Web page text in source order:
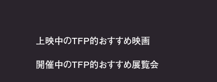
上映中のTFP的おすすめ映画
開催中のTFP的おすすめ展覧会